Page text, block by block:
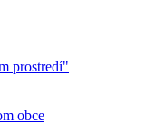
prostredí"
obce